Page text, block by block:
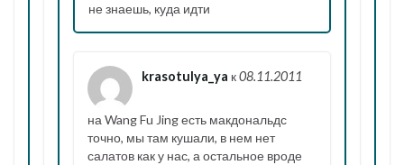
не знаешь, куда идти
krasotulya_ya к08.11.2011
на Wang Fu Jing есть макдональдс
точно, мы там кушали, в нем нет
салатов как у нас, а остальное вроде